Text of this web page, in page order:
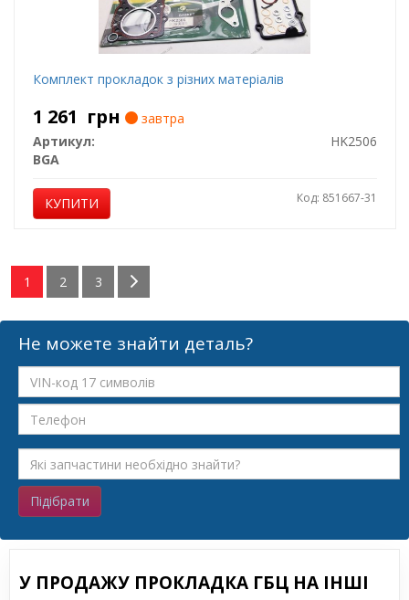
Комплект прокладок з різних матеріалів
1 261 грн
завтра
Артикул:
HK2506
BGA
КУПИТИ Код: 851667-31
1 2 3
Не можете знайти деталь?
Підібрати
У ПРОДАЖУ ПРОКЛАДКА ГБЦ НА ІНШІ